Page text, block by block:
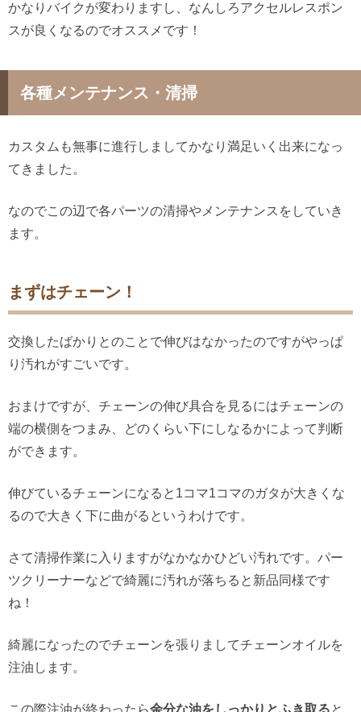
かなりバイクが変わりますし、なんしろアクセルレスポン
スが良くなるのでオススメです！
各種メンテナンス・清掃
カスタムも無事に進行しましてかなり満足いく出来になっ
てきました。
なのでこの辺で各パーツの清掃やメンテナンスをしていき
ます。
まずはチェーン！
交換したばかりとのことで伸びはなかったのですがやっぱ
り汚れがすごいです。
おまけですが、チェーンの伸び具合を見るにはチェーンの
端の横側をつまみ、どのくらい下にしなるかによって判断
ができます。
伸びているチェーンになると1コマ1コマのガタが大きくな
るので大きく下に曲がるというわけです。
さて清掃作業に入りますがなかなかひどい汚れです。パー
ツクリーナーなどで綺麗に汚れが落ちると新品同様です
ね！
綺麗になったのでチェーンを張りましてチェーンオイルを
注油します。
この際注油が終わったら余分な油をしっかりとふき取る と